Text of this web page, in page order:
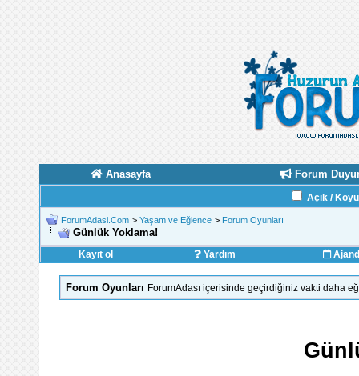
Anasayfa Forum
Açık /
ForumAdasi.Com > Yaşam ve Eğlence > Forum Oyunları
Günlük Yoklama!
Kayıt ol Yardım
Forum Oyunları ForumAdası içerisinde geçirdiğiniz vakti daha